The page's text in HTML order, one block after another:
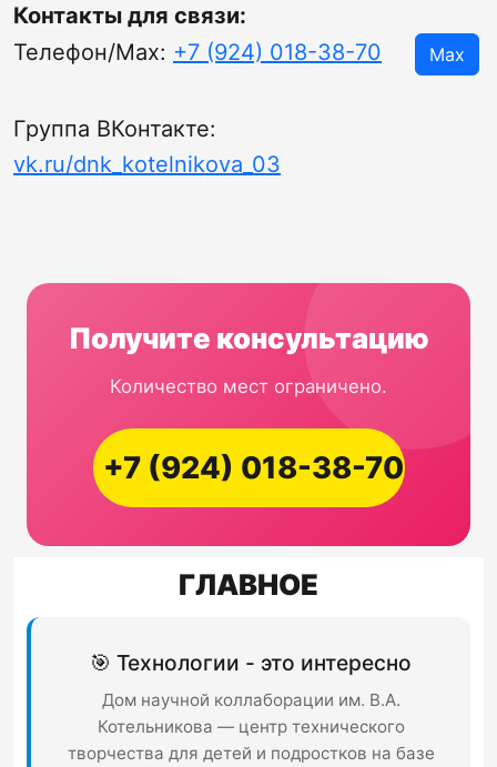
Контакты для связи:
Телефон/Мах: +7 (924) 018-38-70 Max
Группа ВКонтакте:
vk.ru/dnk_kotelnikova_03
Получите консультацию
Количество мест ограничено.
+7 (924) 018-38-70
ГЛАВНОЕ
🎯 Технологии - это интересно
Дом научной коллаборации им. В.А.
Котельникова — центр технического
творчества для детей и подростков на базе